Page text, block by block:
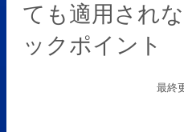
ても適用され
ックポイント
最終